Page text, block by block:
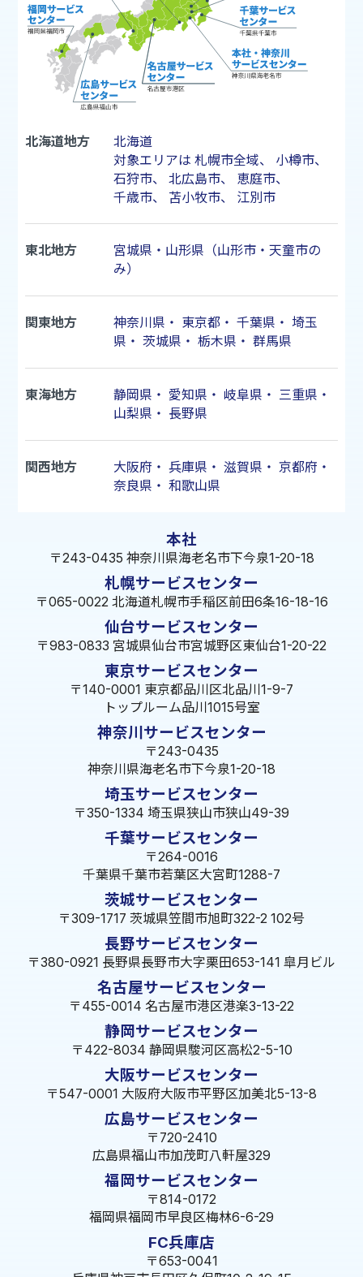
北海道地方
北海道
対象エリアは 札幌市全域、 小樽市、
石狩市、 北広島市、 恵庭市、
千歳市、 苫小牧市、 江別市
東北地方
宮城県・山形県（山形市・天童市の
み）
関東地方 神奈川県 ・ 東京都・ 千葉県 ・ 埼玉
県 ・ 茨城県 ・ 栃木県 ・ 群馬県
東海地方 静岡県 ・ 愛知県 ・ 岐阜県 ・ 三重県 ・
山梨県 ・ 長野県
関西地方 大阪府 ・ 兵庫県 ・ 滋賀県 ・ 京都府 ・
奈良県 ・ 和歌山県
本社
〒243-0435 神奈川県海老名市下今泉1-20-18
札幌サービスセンター
〒065-0022 北海道札幌市手稲区前田6条16-18-16
仙台サービスセンター
〒983-0833 宮城県仙台市宮城野区東仙台1-20-22
東京サービスセンター
〒140-0001 東京都品川区北品川1-9-7
トップルーム品川1015号室
神奈川サービスセンター
〒243-0435
神奈川県海老名市下今泉1-20-18
埼玉サービスセンター
〒350-1334 埼玉県狭山市狭山49-39
千葉サービスセンター
〒264-0016
千葉県千葉市若葉区大宮町1288-7
茨城サービスセンター
〒309-1717 茨城県笠間市旭町322-2 102号
長野サービスセンター
〒380-0921 長野県長野市大字栗田653-141 皐月ビル
名古屋サービスセンター
〒455-0014 名古屋市港区港楽3-13-22
静岡サービスセンター
〒422-8034 静岡県駿河区高松2-5-10
大阪サービスセンター
〒547-0001 大阪府大阪市平野区加美北5-13-8
広島サービスセンター
〒720-2410
広島県福山市加茂町八軒屋329
福岡サービスセンター
〒814-0172
福岡県福岡市早良区梅林6-6-29
FC兵庫店
〒653-0041